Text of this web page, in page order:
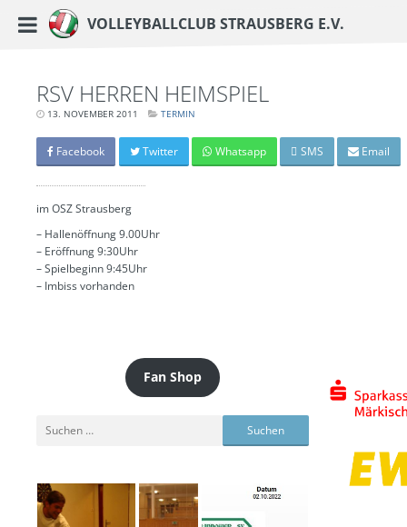
https://www.vc-strausberg.de/wp-content/themes/siehste/images/
Zum
Volleyballclub Strausberg e.V.
Haupt-Menü
RSV HERREN HEIMSPIEL
13. NOVEMBER 2011
LETZTE
15.
MÄRZ
2024
-
UHR
TERMIN
Facebook Twitter Whatsapp SMS Email
im OSZ Strausberg
– Hallenöffnung 9.00Uhr
– Eröffnung 9:30Uhr
– Spielbeginn 9:45Uhr
– Imbiss vorhanden
Fan Shop
Suchen